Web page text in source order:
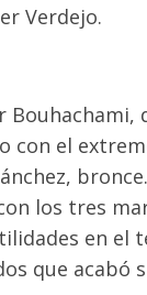
Verdejo.
Bouhachami,
con el
los tres
en el
que acabó